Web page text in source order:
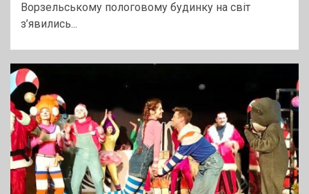
Ворзельському пологовому будинку на світ
з’явились...